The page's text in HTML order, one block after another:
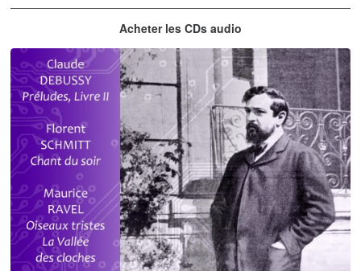
Thelonious MonkAcheter les CDs audio